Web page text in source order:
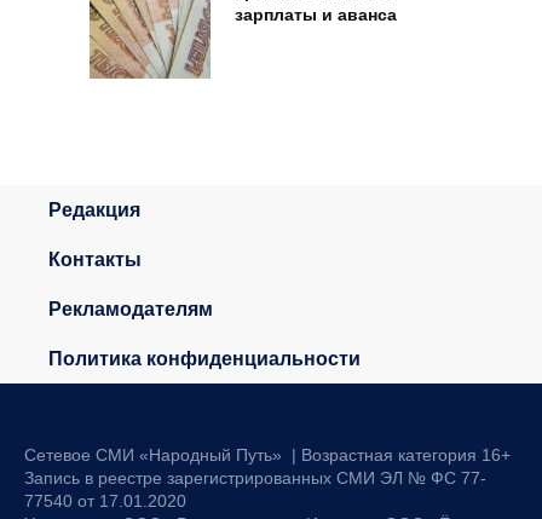
зарплаты и аванса
Редакция
Контакты
Рекламодателям
Политика конфиденциальности
Сетевое СМИ «Народный Путь» | Возрастная категория 16+
Запись в реестре зарегистрированных СМИ ЭЛ № ФС 77-
77540 от 17.01.2020